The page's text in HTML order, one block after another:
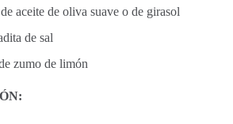
aceite de oliva suave o de girasol
de sal
zumo de limón